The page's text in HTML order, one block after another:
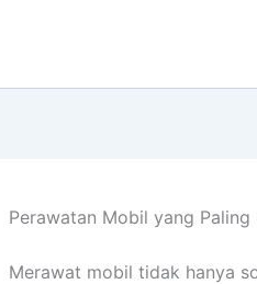
Perawatan Mobil yang Paling
Merawat mobil tidak hanya